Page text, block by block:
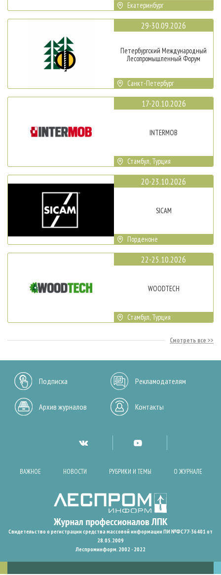
Екатеринбург
29-30.09.2026
Петербургский Международный
Лесопромышленный Форум
Санкт-Петербург
17-20.10.2026
INTERMOB
Стамбул, Турция
20-23.10.2026
SICAM
Порденоне
22-25.10.2026
WOODTECH
Стамбул, Турция
Смотреть все
Подписка Рекламодателям
Архив журналов Контакты
ВАЖНОЕ НОВОСТИ РУБРИКИ И ТЕМЫ О ЖУРНАЛЕ
Свидетельство о регистрации средства массовой информации ПИ №ФС77-36401 от
28.05.2009
Леспроминформ. 2002 - 2022